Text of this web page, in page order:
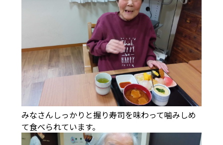
みなさんしっかりと握り寿司を味わって噛みしめ
て食べられています。